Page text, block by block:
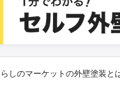
しのマーケットの外壁塗装と